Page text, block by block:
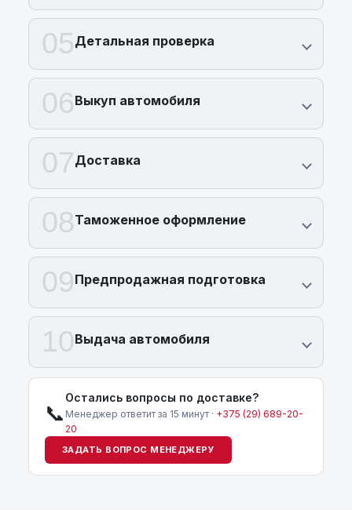
все ваши вопросы и организовать тест-
05Детальная проверка
06Выкуп автомобиля
07Доставка
08Таможенное оформление
09Предпродажная подготовка
10Выдача автомобиля
📞
Остались вопросы по доставке?
Менеджер ответит за 15 минут · +375 (29) 689-20-
20
ЗАДАТЬ ВОПРОС МЕНЕДЖЕРУ